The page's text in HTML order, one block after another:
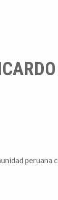
peruana